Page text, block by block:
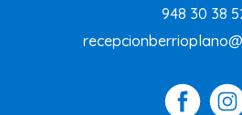
948 30 38